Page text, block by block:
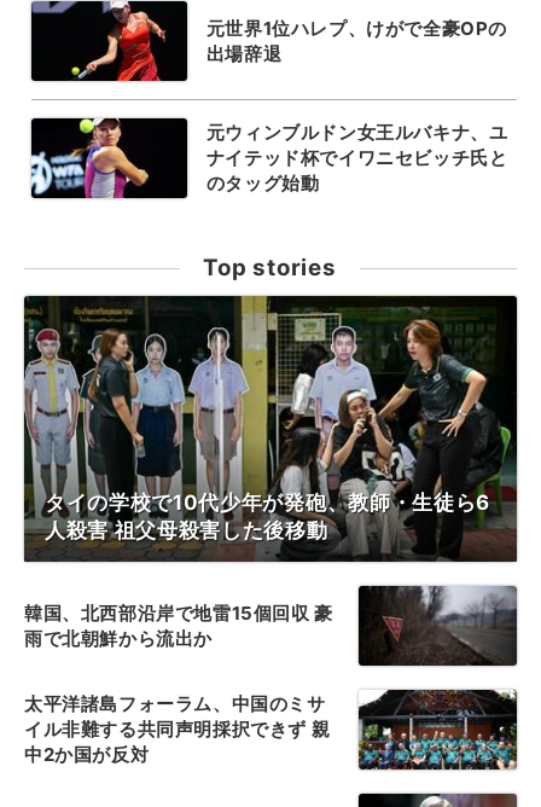
元世界1位ハレプ、けがで全豪OPの
出場辞退
元ウィンブルドン女王ルバキナ、ユ
ナイテッド杯でイワニセビッチ氏と
のタッグ始動
Top stories
タイの学校で10代少年が発砲、教師・生徒ら6
人殺害 祖父母殺害した後移動
韓国、北西部沿岸で地雷15個回収 豪
雨で北朝鮮から流出か
太平洋諸島フォーラム、中国のミサ
イル非難する共同声明採択できず 親
中2か国が反対